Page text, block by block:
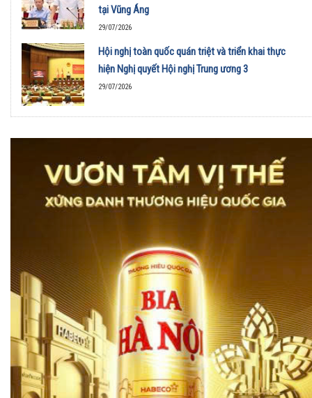
tại Vũng Áng
29/07/2026
Hội nghị toàn quốc quán triệt và triển khai thực
hiện Nghị quyết Hội nghị Trung ương 3
29/07/2026